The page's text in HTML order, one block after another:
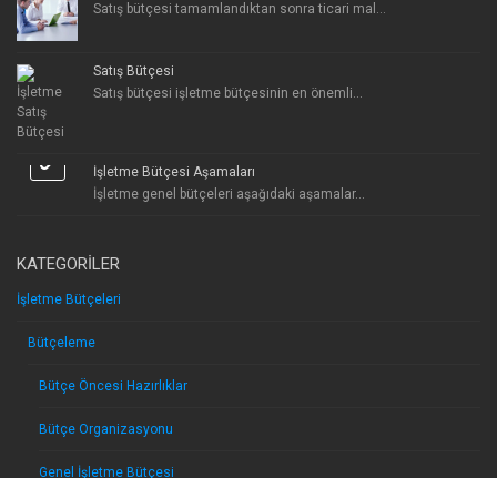
Satış bütçesi tamamlandıktan sonra ticari mal...
Satış Bütçesi
Satış bütçesi işletme bütçesinin en önemli...
İşletme Bütçesi Aşamaları
İşletme genel bütçeleri aşağıdaki aşamalar...
KATEGORILER
İşletme Bütçeleri
Bütçeleme
Bütçe Öncesi Hazırlıklar
Bütçe Organizasyonu
Genel İşletme Bütçesi